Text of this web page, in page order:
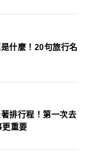
什麼！20句旅行名
排行程！第一次去
更重要